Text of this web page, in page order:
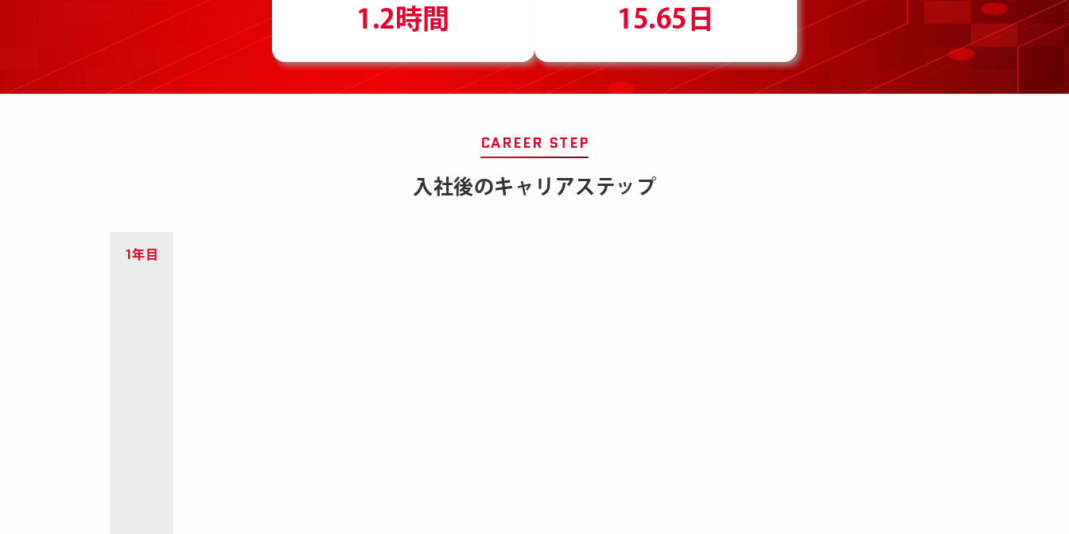
1.2時間 15.65日
CAREER STEP
入社後のキャリアステップ